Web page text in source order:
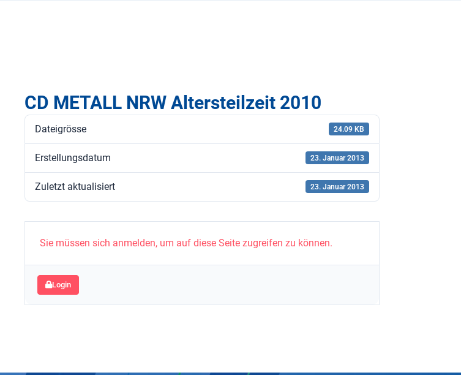
CD METALL NRW Altersteilzeit 2010
Dateigrösse 24.09 KB
Erstellungsdatum 23. Januar 2013
Zuletzt aktualisiert 23. Januar 2013
Sie müssen sich anmelden, um auf diese Seite zugreifen zu können.
Login